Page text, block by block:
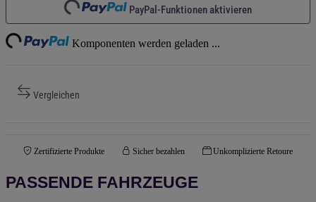
Loading... PayPal-Funktionen aktivieren
Komponenten werden geladen ...
Vergleichen
Zertifizierte Produkte Sicher bezahlen Unkomplizierte Retoure
PASSENDE FAHRZEUGE